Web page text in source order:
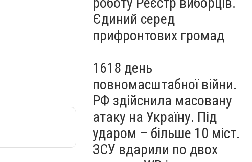
Єдиний серед
прифронтових громад
1618 день
повномасштабної війни.
РФ здійснила масовану
атаку на Україну. Під
ударом – більше 10 міст.
ЗСУ вдарили по двох